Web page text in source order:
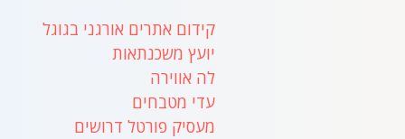
קידום אתרים אורגני בגוגל
יועץ משכנתאות
לה אווירה
עדי מטבחים
מעסיק פורטל דרושים